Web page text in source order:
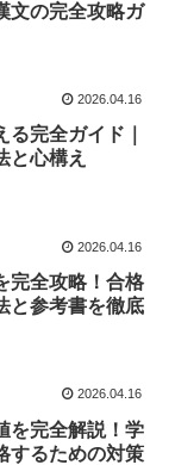
文の完全攻略ガ
2026.04.16
完全ガイド｜
と心構え
2026.04.16
完全攻略！合格
と参考書を徹底
2026.04.16
を完全解説！学
するための対策